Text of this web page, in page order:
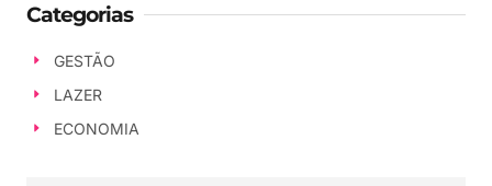
Categorias
GESTÃO
LAZER
ECONOMIA